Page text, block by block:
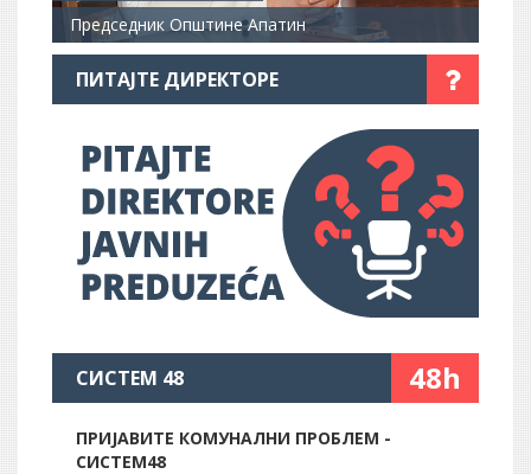
Председник Општине Апатин
ПИТАЈТЕ ДИРЕКТОРЕ
СИСТЕМ 48 48h
ПРИЈАВИТЕ КОМУНАЛНИ ПРОБЛЕМ -
СИСТЕМ48